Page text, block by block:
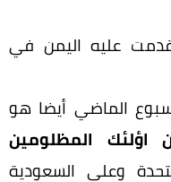
عليه اليمن في
الماضي أيضا هو
المظلومين
وعلى السعودية